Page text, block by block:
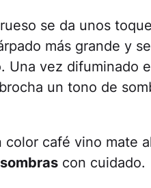
se da unos
más grande y
Una vez difuminado
un tono de
café vino mate
sombras con cuidado.